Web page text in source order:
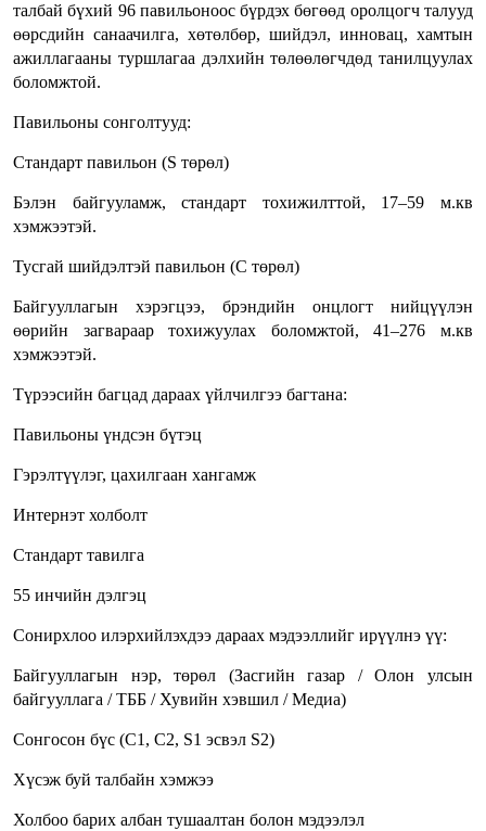
талбай бүхий 96 павильоноос бүрдэх бөгөөд оролцогч талууд
өөрсдийн санаачилга, хөтөлбөр, шийдэл, инновац, хамтын
ажиллагааны туршлагаа дэлхийн төлөөлөгчдөд танилцуулах
боломжтой.
Павильоны сонголтууд:
Стандарт павильон (S төрөл)
Бэлэн байгууламж, стандарт тохижилттой, 17–59 м.кв
хэмжээтэй.
Тусгай шийдэлтэй павильон (C төрөл)
Байгууллагын хэрэгцээ, брэндийн онцлогт нийцүүлэн
өөрийн загвараар тохижуулах боломжтой, 41–276 м.кв
хэмжээтэй.
Түрээсийн багцад дараах үйлчилгээ багтана:
Павильоны үндсэн бүтэц
Гэрэлтүүлэг, цахилгаан хангамж
Интернэт холболт
Стандарт тавилга
55 инчийн дэлгэц
Сонирхлоо илэрхийлэхдээ дараах мэдээллийг ирүүлнэ үү:
Байгууллагын нэр, төрөл (Засгийн газар / Олон улсын
байгууллага / ТББ / Хувийн хэвшил / Медиа)
Сонгосон бүс (C1, C2, S1 эсвэл S2)
Хүсэж буй талбайн хэмжээ
Холбоо барих албан тушаалтан болон мэдээлэл